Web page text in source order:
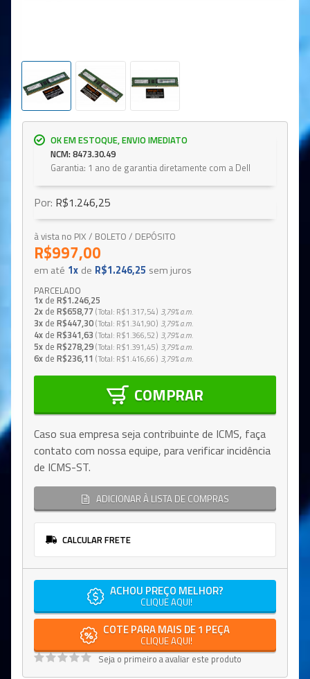
OK EM ESTOQUE, ENVIO IMEDIATO
NCM: 8473.30.49
Garantia: 1 ano de garantia diretamente com a Dell
Por: R$1.246,25
à vista no PIX / BOLETO / DEPÓSITO
R$997,00
em até 1x de R$1.246,25 sem juros
PARCELADO
1x de R$1.246,25
2x de R$658,77 Total R$1.317,54 3,79%a.m.
3x de R$447,30 Total R$1.341,90 3,79%a.m.
4x de R$341,63 Total R$1.366,52 3,79%a.m.
5x de R$278,29 Total R$1.391,45 3,79%a.m.
6x de R$236,11 Total R$1.416,66 3,79%a.m.
COMPRAR
Caso sua empresa seja contribuinte de ICMS, faça
contato com nossa equipe, para verificar incidência
de ICMS-ST.
ADICIONAR À LISTA DE COMPRAS
CALCULAR FRETE
ACHOU PREÇO MELHOR?
CLIQUE AQUI!
COTE PARA MAIS DE 1 PEÇA
CLIQUE AQUI!
Seja o primeiro a avaliar este produto